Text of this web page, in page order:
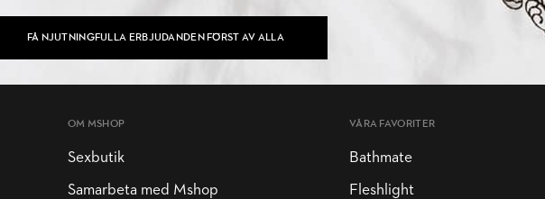
FÅ NJUTNINGFULLA ERBJUDANDEN FÖRST AV ALLA
OM MSHOP
Sexbutik
Samarbeta med Mshop
VÅRA FAVORITER
Bathmate
Fleshlight